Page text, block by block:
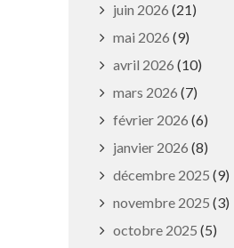
juin 2026 (21)
mai 2026 (9)
avril 2026 (10)
mars 2026 (7)
février 2026 (6)
janvier 2026 (8)
décembre 2025 (9)
novembre 2025 (3)
octobre 2025 (5)